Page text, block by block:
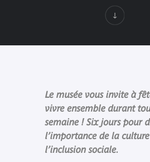
Le musée vous invite à
vivre ensemble durant
semaine ! Six jours pour
l’importance de la
l’inclusion sociale.